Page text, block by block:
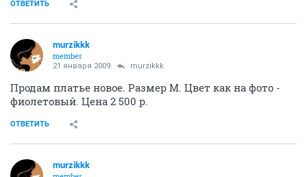
ОТВЕТИТЬ
murzikkk
member
21 января 2009 murzikkk
Продам платье новое. Размер М. Цвет как на фото -
фиолетовый. Цена 2 500 р.
ОТВЕТИТЬ
murzikkk